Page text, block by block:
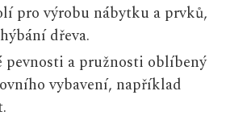
pro výrobu nábytku a prvků,
dřeva.
pevnosti a pružnosti oblíbený
vybavení, například